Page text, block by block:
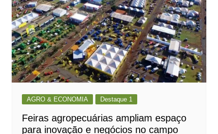
AGRO & ECONOMIA Destaque 1
Feiras agropecuárias ampliam espaço
para inovação e negócios no campo